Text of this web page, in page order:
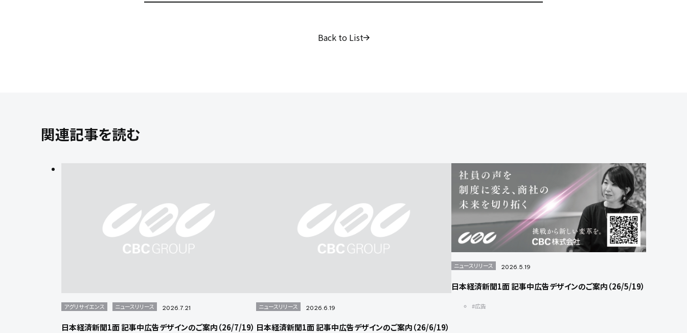
Back to List
関連記事を読む
アグリサイエンス ニュースリリース 2026.7.21
日本経済新聞1面 記事中広告デザインのご案内（26/7/19）
ニュースリリース 2026.6.19
日本経済新聞1面 記事中広告デザインのご案内（26/6/19）
ニュースリリース 2026.5.19
日本経済新聞1面 記事中広告デザインのご案内（26/5/19）
#広告